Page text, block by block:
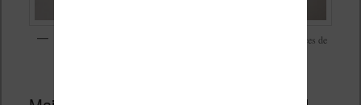
Voici la taille de cette petite liseuse à côté d’une liseuse de 6 pouces de